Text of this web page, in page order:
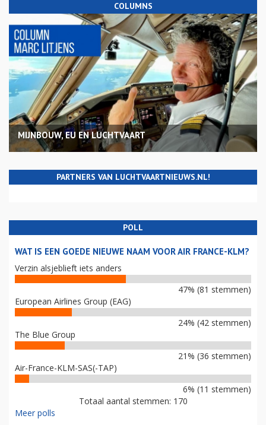
COLUMNS
MIJNBOUW, EU EN LUCHTVAART
PARTNERS VAN LUCHTVAARTNIEUWS.NL!
POLL
WAT IS EEN GOEDE NIEUWE NAAM VOOR AIR FRANCE-KLM?
Verzin alsjeblieft iets anders
47% (81 stemmen)
European Airlines Group (EAG)
24% (42 stemmen)
The Blue Group
21% (36 stemmen)
Air-France-KLM-SAS(-TAP)
6% (11 stemmen)
Totaal aantal stemmen: 170
Meer polls